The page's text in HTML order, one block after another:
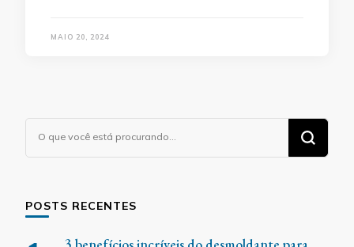
MAIO 20, 2024
algo?
POSTS RECENTES